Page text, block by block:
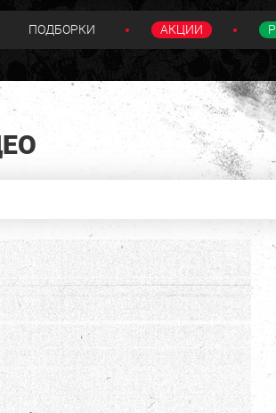
ПОДБОРКИ АКЦИИ